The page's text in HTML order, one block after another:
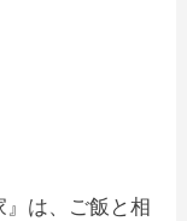
』は、ご飯と相